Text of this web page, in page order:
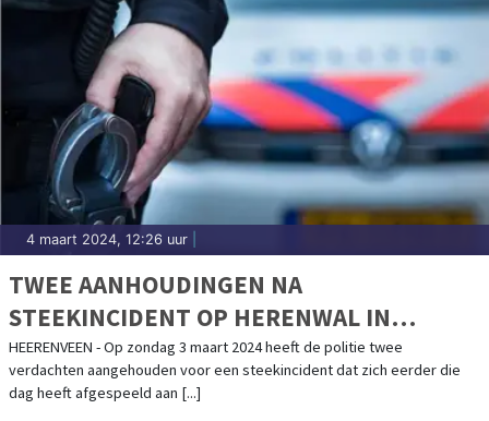
4 maart 2024, 12:26 uur
TWEE AANHOUDINGEN NA
STEEKINCIDENT OP HERENWAL IN
HEERENVEEN
HEERENVEEN - Op zondag 3 maart 2024 heeft de politie twee
verdachten aangehouden voor een steekincident dat zich eerder die
dag heeft afgespeeld aan [...]